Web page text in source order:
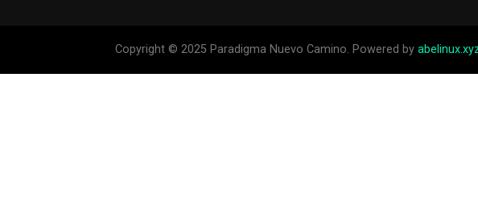
Copyright © 2025 Paradigma Nuevo Camino. Powered by